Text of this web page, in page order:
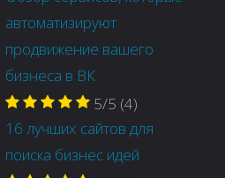
автоматизируют
продвижение вашего
бизнеса в ВК
5/5 (4)
16 лучших сайтов для
поиска бизнес идей